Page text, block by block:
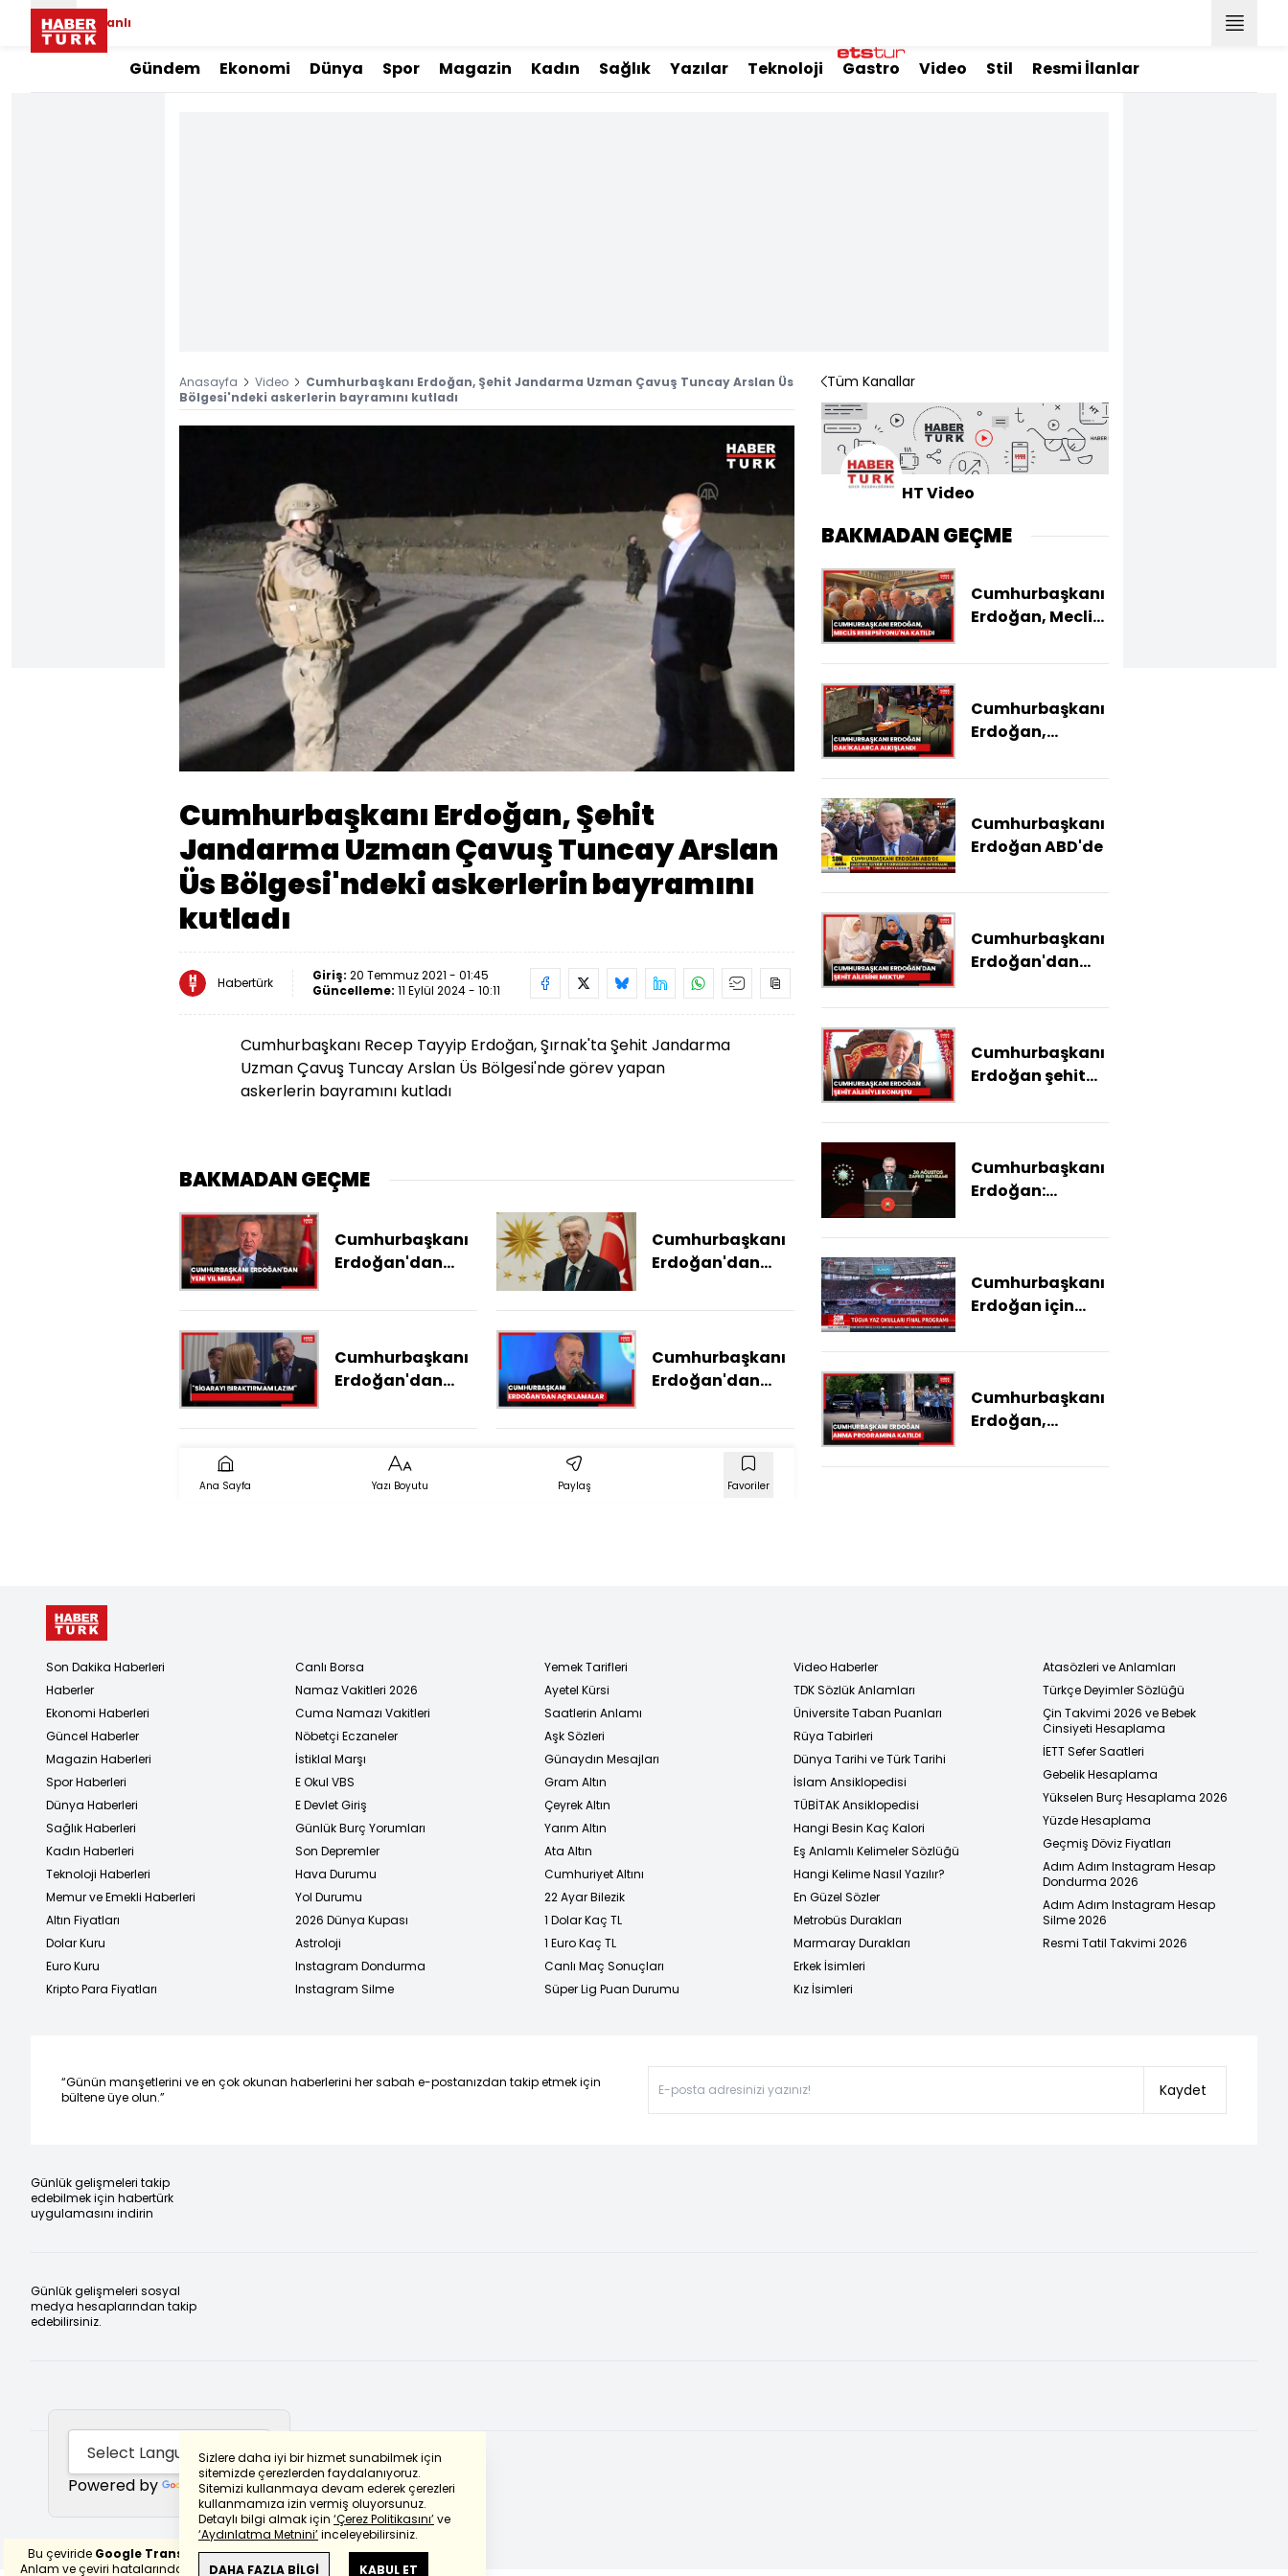
Canlı
Gündem Ekonomi Dünya Spor Magazin Kadın Sağlık Yazılar Teknoloji Gastro Video Stil Resmi İlanlar
Anasayfa Video
Cumhurbaşkanı Erdoğan, Şehit Jandarma Uzman Çavuş Tuncay Arslan Üs
Bölgesi'ndeki askerlerin bayramını kutladı
Yüklendi
11.91%
Cumhurbaşkanı Erdoğan, Şehit
Jandarma Uzman Çavuş Tuncay Arslan
Üs Bölgesi'ndeki askerlerin bayramını
kutladı
Habertürk Giriş: 20 Temmuz 2021 - 01:45
Güncelleme: 11 Eylül 2024 - 10:11
Cumhurbaşkanı Recep Tayyip Erdoğan, Şırnak'ta Şehit Jandarma
Uzman Çavuş Tuncay Arslan Üs Bölgesi'nde görev yapan
askerlerin bayramını kutladı
BAKMADAN GEÇME
Cumhurbaşkanı
Erdoğan'dan
Cumhurbaşkanı
Erdoğan'dan
taziye telefonu
Cumhurbaşkanı
Erdoğan'dan
Meloni'ye:
bıraktırmam
lazım
Cumhurbaşkanı
Erdoğan'dan
Ana Sayfa Yazı Boyutu Paylaş Favoriler
Tüm Kanallar
HT Video
BAKMADAN GEÇME
Cumhurbaşkanı
Erdoğan, Meclis
katıldı
Cumhurbaşkanı
Erdoğan,
alkışlandı
Cumhurbaşkanı
Erdoğan ABD'de
Cumhurbaşkanı
Erdoğan'dan
mektup
Cumhurbaşkanı
Erdoğan şehit
Cumhurbaşkanı
Erdoğan:
bir Türkiye
Cumhurbaşkanı
Erdoğan için
yaptılar
Cumhurbaşkanı
Erdoğan,
düzenlenen 15
Sizlere daha iyi bir hizmet sunabilmek için
sitemizde çerezlerden faydalanıyoruz.
Sitemizi kullanmaya devam ederek çerezleri
kullanmamıza izin vermiş oluyorsunuz.
Detaylı bilgi almak için ‘Çerez Politikasını’ve
‘Aydınlatma Metnini’inceleyebilirsiniz.
DAHA FAZLA BİLGİ KABUL ET
Son Dakika Haberleri
Haberler
Ekonomi Haberleri
Güncel Haberler
Magazin Haberleri
Spor Haberleri
Dünya Haberleri
Sağlık Haberleri
Kadın Haberleri
Teknoloji Haberleri
Memur ve Emekli Haberleri
Altın Fiyatları
Dolar Kuru
Euro Kuru
Kripto Para Fiyatları
Canlı Borsa
Namaz Vakitleri 2026
Cuma Namazı Vakitleri
Nöbetçi Eczaneler
İstiklal Marşı
E Okul VBS
E Devlet Giriş
Günlük Burç Yorumları
Son Depremler
Hava Durumu
Yol Durumu
2026 Dünya Kupası
Astroloji
Instagram Dondurma
Instagram Silme
Yemek Tarifleri
Ayetel Kürsi
Saatlerin Anlamı
Aşk Sözleri
Günaydın Mesajları
Gram Altın
Çeyrek Altın
Yarım Altın
Ata Altın
Cumhuriyet Altını
22 Ayar Bilezik
1 Dolar Kaç TL
1 Euro Kaç TL
Canlı Maç Sonuçları
Süper Lig Puan Durumu
Video Haberler
TDK Sözlük Anlamları
Üniversite Taban Puanları
Rüya Tabirleri
Dünya Tarihi ve Türk Tarihi
İslam Ansiklopedisi
TÜBİTAK Ansiklopedisi
Hangi Besin Kaç Kalori
Eş Anlamlı Kelimeler Sözlüğü
Hangi Kelime Nasıl Yazılır?
En Güzel Sözler
Metrobüs Durakları
Marmaray Durakları
Erkek İsimleri
Kız İsimleri
Atasözleri ve Anlamları
Türkçe Deyimler Sözlüğü
Çin Takvimi 2026 ve Bebek
Cinsiyeti Hesaplama
İETT Sefer Saatleri
Gebelik Hesaplama
Yükselen Burç Hesaplama 2026
Yüzde Hesaplama
Geçmiş Döviz Fiyatları
Adım Adım Instagram Hesap
Dondurma 2026
Adım Adım Instagram Hesap
Silme 2026
Resmi Tatil Takvimi 2026
“Günün manşetlerini ve en çok okunan haberlerini her sabah e-postanızdan takip etmek için
bültene üye olun.”
Kaydet
Günlük gelişmeleri takip
edebilmek için habertürk
uygulamasını indirin
Günlük gelişmeleri sosyal
medya hesaplarından takip
edebilirsiniz.
Powered by Translate
Bu çeviride Google Transletekullanılmıştır.
Anlam ve çeviri hatalarından
haberturk.com